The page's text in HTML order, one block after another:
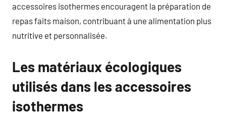
accessoires isothermes encouragent la préparation de
repas faits maison, contribuant à une alimentation plus
nutritive et personnalisée.
Les matériaux écologiques
utilisés dans les accessoires
isothermes